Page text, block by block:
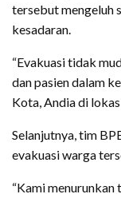
tersebut mengeluh
kesadaran.
“Evakuasi tidak
dan pasien dalam
Kota, Andia di
Selanjutnya, tim
evakuasi warga
“Kami